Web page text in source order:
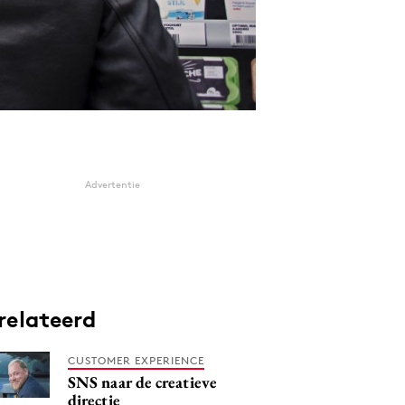
Advertentie
CUSTOMER EXPERIENCE
SNS naar de creatieve
directie